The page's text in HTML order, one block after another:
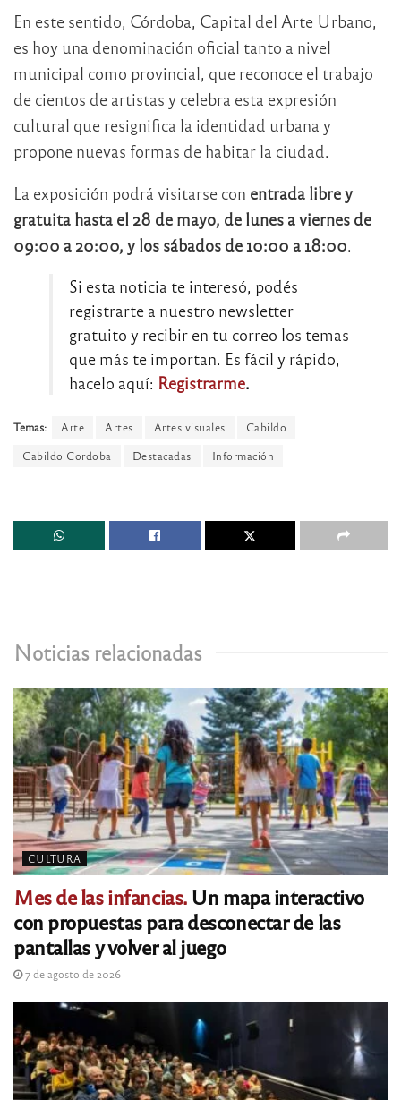
En este sentido, Córdoba, Capital del Arte Urbano,
es hoy una denominación oficial tanto a nivel
municipal como provincial, que reconoce el trabajo
de cientos de artistas y celebra esta expresión
cultural que resignifica la identidad urbana y
propone nuevas formas de habitar la ciudad.
La exposición podrá visitarse con entrada libre y
gratuita hasta el 28 de mayo, de lunes a viernes de
09:00 a 20:00, y los sábados de 10:00 a 18:00.
Si esta noticia te interesó, podés
registrarte a nuestro newsletter
gratuito y recibir en tu correo los temas
que más te importan. Es fácil y rápido,
hacelo aquí: Registrarme.
Temas: Arte Artes Artes visuales
Cabildo
Cabildo Cordoba
Destacadas Información
Noticias relacionadas
CULTURA
Mes de las infancias.Un mapa interactivo
con propuestas para desconectar de las
pantallas y volver al juego
7 de agosto de 2026